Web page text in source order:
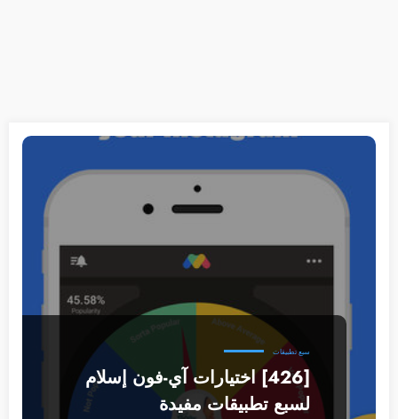
سبع تطبيقات
[426] اختيارات آي-فون إسلام
لسبع تطبيقات مفيدة